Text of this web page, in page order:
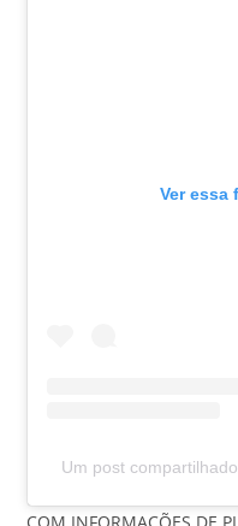
Ver essa
Um post